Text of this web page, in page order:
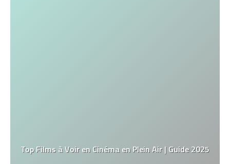
Top Films à Voir en Cinéma en Plein Air | Guide 2025